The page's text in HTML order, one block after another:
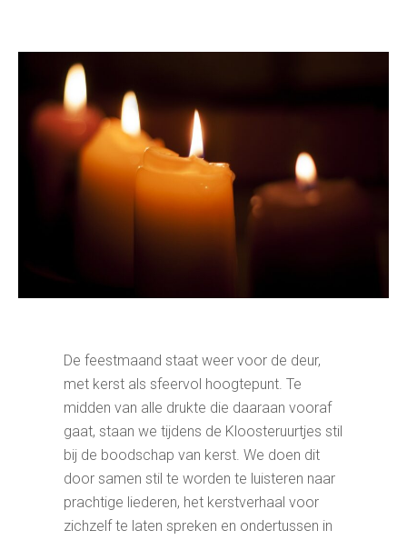
De feestmaand staat weer voor de deur,
met kerst als sfeervol hoogtepunt. Te
midden van alle drukte die daaraan vooraf
gaat, staan we tijdens de Kloosteruurtjes stil
bij de boodschap van kerst. We doen dit
door samen stil te worden te luisteren naar
prachtige liederen, het kerstverhaal voor
zichzelf te laten spreken en ondertussen in